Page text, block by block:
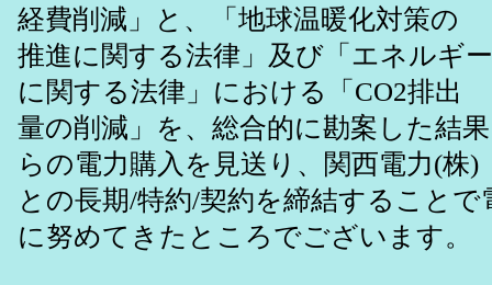
経費削減」と、「地球温暖化対策の
推進に関する法律」及び「エネルギ
に関する法律」における「CO2排出
量の削減」を、総合的に勘案した結
らの電力購入を見送り、関西電力(株)
との長期/特約/契約を締結することで
に努めてきたところでございます。